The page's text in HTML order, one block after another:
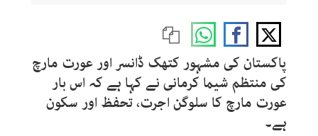
پاکستان کی مشہور کتھک ڈانسر اور عورت مارچ
کی منتظم شیما کرمانی نے کہا ہے کہ اس بار
عورت مارچ کا سلوگن اجرت، تحفظ اور سکون
ہے۔